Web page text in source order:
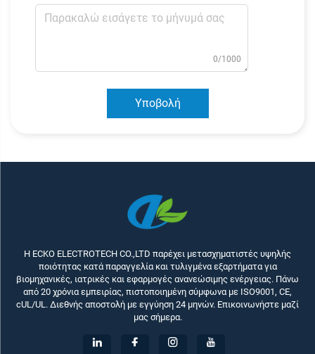
0/1000
Υποβολή
Η ECKO ELECTROTECH CO.,LTD παρέχει μετασχηματιστές υψηλής
ποιότητας κατά παραγγελία και τυλιγμένα εξαρτήματα για
βιομηχανικές, ιατρικές και εφαρμογές ανανεώσιμης ενέργειας. Πάνω
από 20 χρόνια εμπειρίας, πιστοποιημένη σύμφωνα με ISO9001, CE,
cUL/UL. Διεθνής αποστολή με εγγύηση 24 μηνών. Επικοινωνήστε μαζί
μας σήμερα.